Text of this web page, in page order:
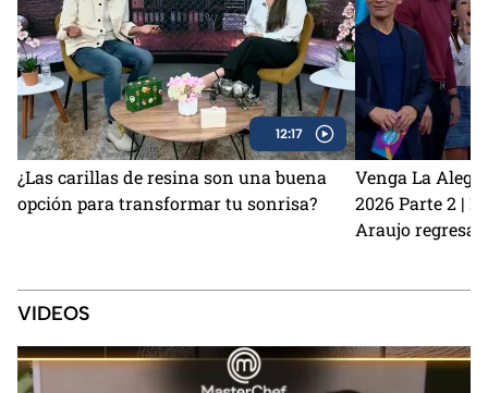
12:17
¿Las carillas de resina son una buena
opción para transformar tu sonrisa?
Venga La
2026 Parte 2 |
Araujo
VIDEOS